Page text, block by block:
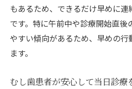
もあるため、できるだけ早めに
です。特に午前中や診療開始直後
やすい傾向があるため、早めの行
ます。
むし歯患者が安心して当日診療